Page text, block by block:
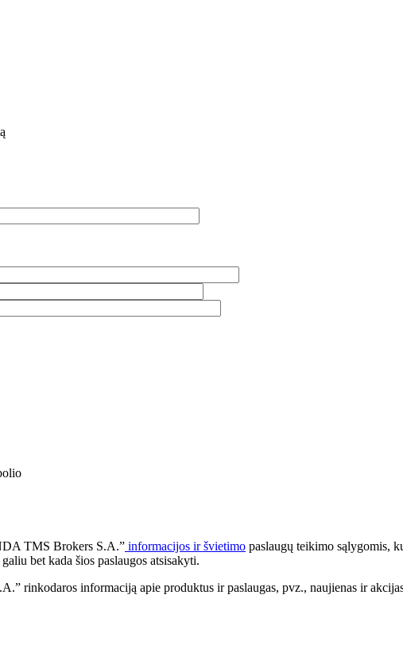
TMS Brokers S.A.” informacijos ir švietimo paslaugų teikimo sąlygomis,
bet kada šios paslaugos atsisakyti.
rinkodaros informaciją apie produktus ir paslaugas, pvz., naujienas ir